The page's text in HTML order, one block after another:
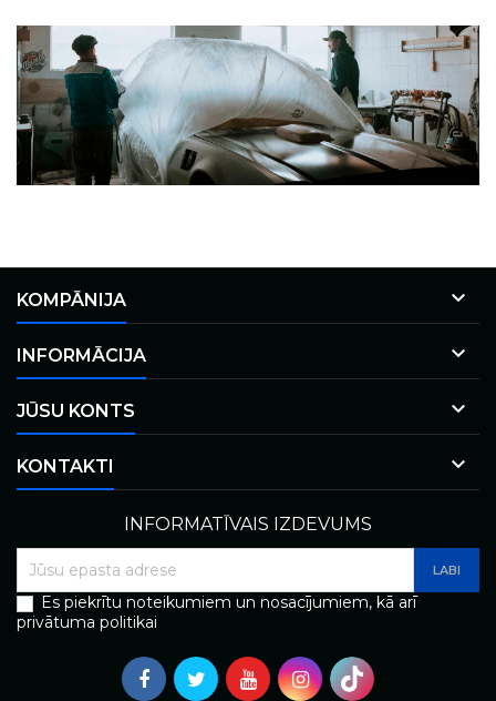
KOMPĀNIJA 
INFORMĀCIJA 
JŪSU KONTS 
KONTAKTI 
INFORMATĪVAIS IZDEVUMS
Es piekrītu noteikumiem un nosacījumiem, kā arī
privātuma politikai